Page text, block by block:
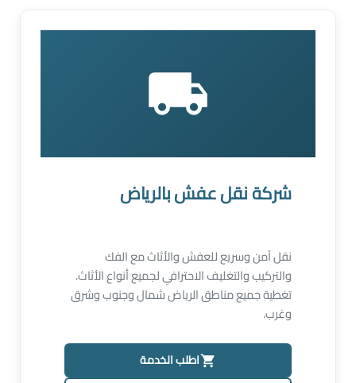
شركة نقل عفش بالرياض
نقل آمن وسريع للعفش والأثاث مع الفك
والتركيب والتغليف الاحترافي لجميع أنواع الأثاث.
تغطية جميع مناطق الرياض شمال وجنوب وشرق
وغرب.
اطلب الخدمة